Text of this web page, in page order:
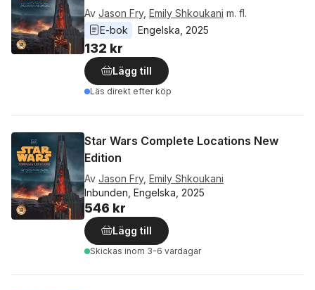
Av Jason Fry, Emily Shkoukani m. fl.
E-bok
Engelska 2025
132 kr
Lägg till
Läs direkt efter köp
Star Wars Complete Locations New
Edition
Av Jason Fry, Emily Shkoukani
Inbunden, Engelska, 2025
546 kr
Lägg till
Skickas inom 3-6 vardagar